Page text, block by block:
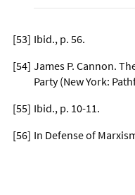
[53] Ibid., p. 56.
[54] James P. Cannon.
Party (New York:
[55] Ibid., p. 10-11.
[56] In Defense of